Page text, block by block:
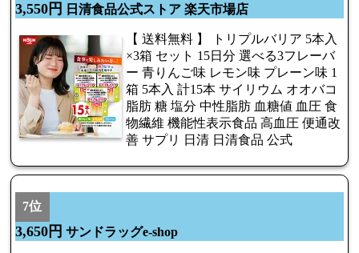
3,550円 日清食品公式ストア 楽天市場店
【 送料無料 】 トリプルバリア 5本入
×3箱 セット 15日分 選べる3フレーバ
ー 青りんご味 レモン味 プレーン味 1
箱 5本入 計15本 サイリウム オオバコ
脂肪 糖 塩分 中性脂肪 血糖値 血圧 食
物繊維 機能性表示食品 高血圧 便通改
善 サプリ 日清 日清食品 公式
7位
3,650円 サンドラッグe-shop